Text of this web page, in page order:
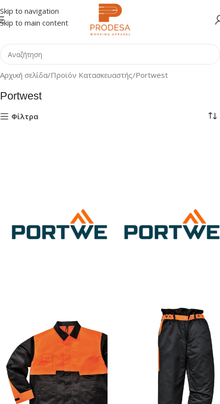
Skip to navigation
Skip to main content
Αρχική σελίδα Προϊόν Κατασκευαστής Portwest
Portwest
Φίλτρα